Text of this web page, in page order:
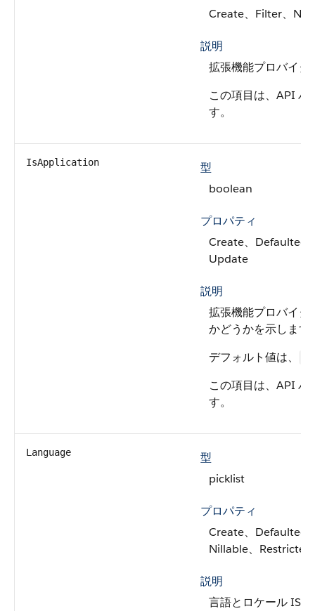
Create、Filter、
説明
拡張機能プロバイダ
この項目は、API
す。
IsApplication
型
boolean
プロパティ
Create、Defaulted
Update
説明
拡張機能プロバイダ
かどうかを示します
デフォルト値は、
この項目は、API
す。
Language
型
picklist
プロパティ
Create、Defaulted
Nillable、
説明
言語とロケール ISO